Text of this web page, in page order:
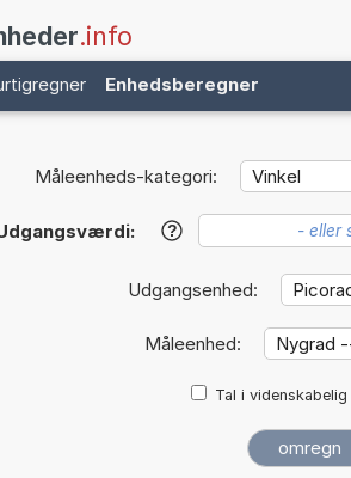
.info
Enhedsberegner
Måleenheds-kategori:
?
Udgangsenhed:
Måleenhed:
Tal i